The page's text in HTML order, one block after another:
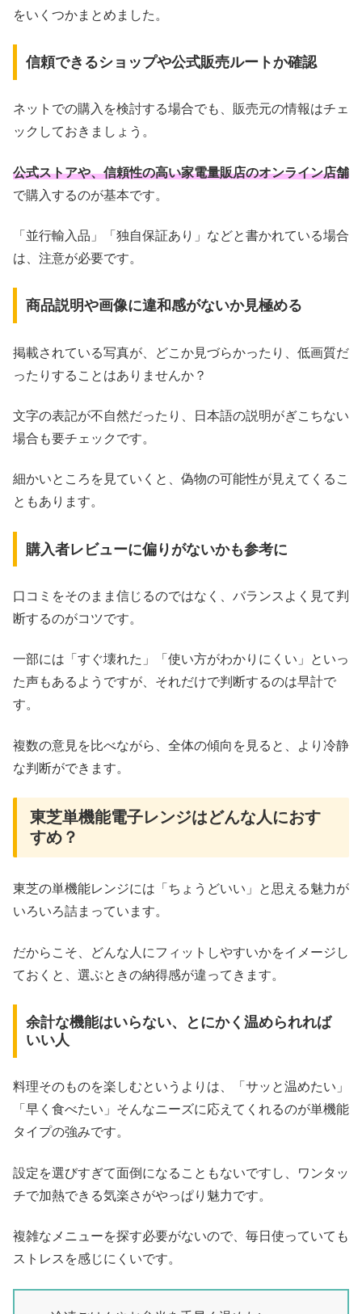
をいくつかまとめました。
信頼できるショップや公式販売ルートか確認
ネットでの購入を検討する場合でも、販売元の情報はチェ
ックしておきましょう。
公式ストアや、信頼性の高い家電量販店のオンライン店舗
で購入するのが基本です。
「並行輸入品」「独自保証あり」などと書かれている場合
は、注意が必要です。
商品説明や画像に違和感がないか見極める
掲載されている写真が、どこか見づらかったり、低画質だ
ったりすることはありませんか？
文字の表記が不自然だったり、日本語の説明がぎこちない
場合も要チェックです。
細かいところを見ていくと、偽物の可能性が見えてくるこ
ともあります。
購入者レビューに偏りがないかも参考に
口コミをそのまま信じるのではなく、バランスよく見て判
断するのがコツです。
一部には「すぐ壊れた」「使い方がわかりにくい」といっ
た声もあるようですが、それだけで判断するのは早計で
す。
複数の意見を比べながら、全体の傾向を見ると、より冷静
な判断ができます。
東芝単機能電子レンジはどんな人におす
すめ？
東芝の単機能レンジには「ちょうどいい」と思える魅力が
いろいろ詰まっています。
だからこそ、どんな人にフィットしやすいかをイメージし
ておくと、選ぶときの納得感が違ってきます。
余計な機能はいらない、とにかく温められれば
いい人
料理そのものを楽しむというよりは、「サッと温めたい」
「早く食べたい」そんなニーズに応えてくれるのが単機能
タイプの強みです。
設定を選びすぎて面倒になることもないですし、ワンタッ
チで加熱できる気楽さがやっぱり魅力です。
複雑なメニューを探す必要がないので、毎日使っていても
ストレスを感じにくいです。